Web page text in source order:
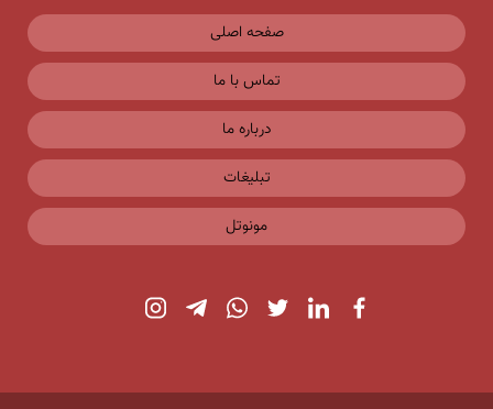
صفحه اصلی
تماس با ما
درباره ما
تبلیغات
مونوتل